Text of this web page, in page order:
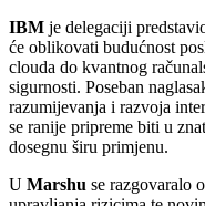
IBM je delegaciji
će oblikovati budućnost
clouda do kvantnog
sigurnosti. Poseban
razumijevanja i razvoja
se ranije pripreme biti u
dosegnu širu primjenu.
U Marshu se razgovaralo